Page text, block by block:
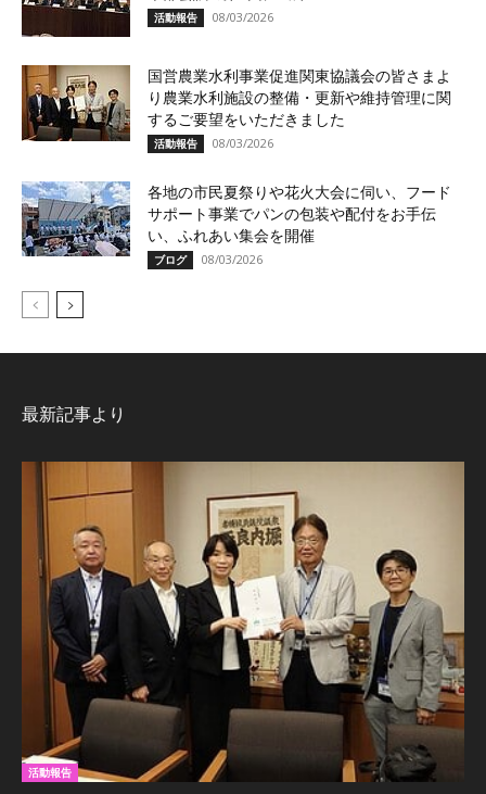
活動報告 08/03/2026
国営農業水利事業促進関東協議会の皆さまよ
り農業水利施設の整備・更新や維持管理に関
するご要望をいただきました
活動報告 08/03/2026
各地の市民夏祭りや花火大会に伺い、フード
サポート事業でパンの包装や配付をお手伝
い、ふれあい集会を開催
ブログ 08/03/2026
最新記事より
活動報告